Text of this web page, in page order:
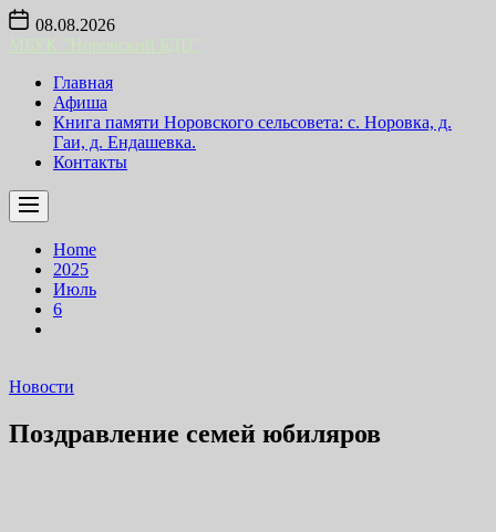
Skip
content
08.08.2026
Главная
Афиша
Книга памяти Норовского сельсовета: с. Норовка, д.
Гаи, д. Ендашевка.
Контакты
Home
2025
Июль
6
Новости
Поздравление семей юбиляров